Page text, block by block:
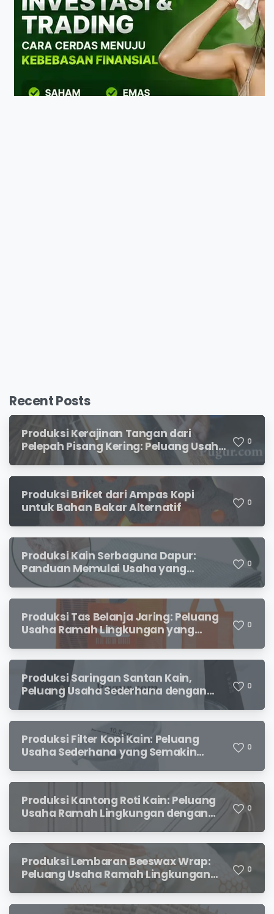
X
Recent Posts
Produksi Kerajinan Tangan dari
Pelepah Pisang Kering: Peluang Usaha
Kreatif Bernilai Jual
0
Produksi Briket dari Ampas Kopi
untuk Bahan Bakar Alternatif
0
Produksi Kain Serbaguna Dapur:
Panduan Memulai Usaha yang
Menjanjikan untuk Pebisnis Pemula
0
Produksi Tas Belanja Jaring: Peluang
Usaha Ramah Lingkungan yang
0
Produksi Saringan Santan Kain,
Peluang Usaha Sederhana dengan
Permintaan yang Terus Meningkat
0
Produksi Filter Kopi Kain: Peluang
Usaha Sederhana yang Semakin
Diminati Pecinta Kopi
0
Produksi Kantong Roti Kain: Peluang
Usaha Ramah Lingkungan dengan
0
Produksi Lembaran Beeswax Wrap:
Peluang Usaha Ramah Lingkungan
yang Menjanjikan
0